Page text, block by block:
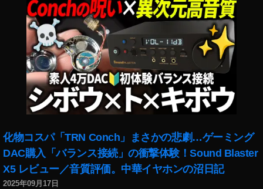
化物コスパ「TRN Conch」まさかの悲劇…ゲーミング
DAC購入「バランス接続」の衝撃体験！Sound Blaster
X5 レビュー／音質評価。中華イヤホンの沼日記
2025年09月17日